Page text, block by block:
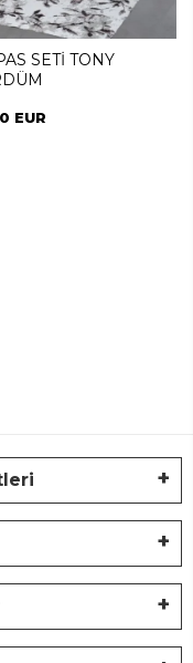
SETİ TONY
EUR